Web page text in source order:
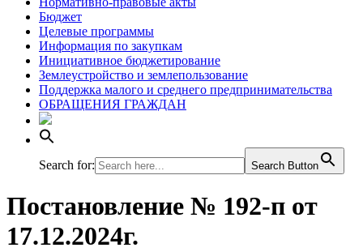
Бюджет
Целевые программы
Информация по закупкам
Инициативное бюджетирование
Землеустройство и землепользование
Поддержка малого и среднего предпринимательства
ОБРАЩЕНИЯ ГРАЖДАН
Search for: Search Button
Постановление № 192-п от
17.12.2024г.